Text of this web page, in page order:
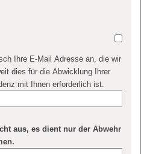
Ihre E-Mail Adresse an, die wir
dies für die Abwicklung Ihrer
mit Ihnen erforderlich ist.
aus, es dient nur der Abwehr